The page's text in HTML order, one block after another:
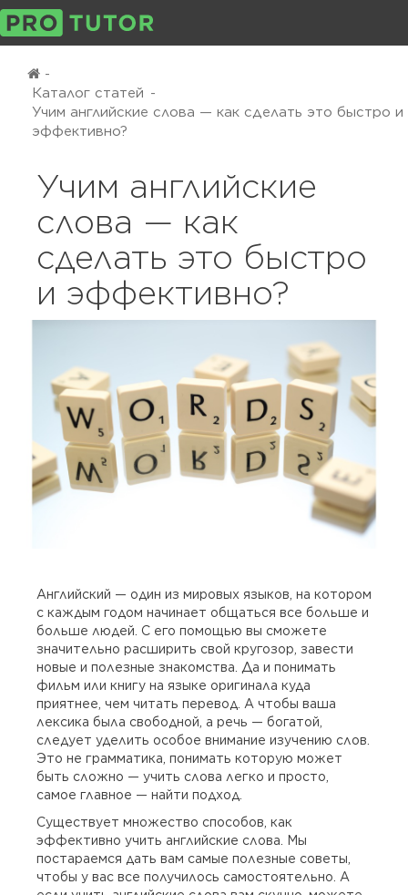
-
Каталог статей -
Учим английские слова — как сделать это быстро и
эффективно?
Учим английские
слова — как
сделать это быстро
и эффективно?
Английский — один из мировых языков, на котором
с каждым годом начинает общаться все больше и
больше людей. С его помощью вы сможете
значительно расширить свой кругозор, завести
новые и полезные знакомства. Да и понимать
фильм или книгу на языке оригинала куда
приятнее, чем читать перевод. А чтобы ваша
лексика была свободной, а речь — богатой,
следует уделить особое внимание изучению слов.
Это не грамматика, понимать которую может
быть сложно — учить слова легко и просто,
самое главное — найти подход.
Существует множество способов, как
эффективно учить английские слова. Мы
постараемся дать вам самые полезные советы,
чтобы у вас все получилось самостоятельно. А